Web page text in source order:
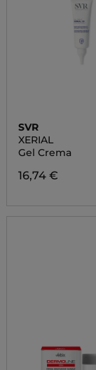
SVR
XERIAL
Gel Crema
16,74 €